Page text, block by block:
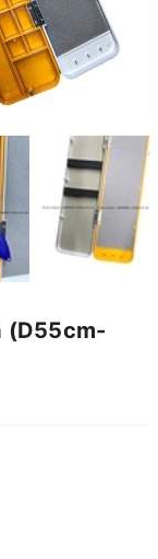
(D55cm-